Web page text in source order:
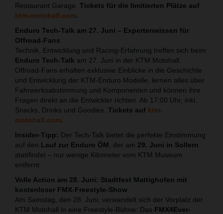
Restaurant Garage. Tickets für die limitierten Plätze auf
ktm-motohall.com.
Enduro Tech-Talk am 27. Juni – Expertenwissen für
Offroad-Fans
Technik, Entwicklung und Racing-Erfahrung treffen sich beim
Enduro Tech-Talk am 27. Juni in der KTM Motohall.
Offroad-Fans erhalten exklusive Einblicke in die Geschichte
und Entwicklung der KTM-Enduro Modelle, lernen alles über
Fahrwerksabstimmung und Komponenten und können ihre
Fragen direkt an die Entwickler richten. Ab 17:00 Uhr, inkl.
Snacks, Drinks und Goodies. Tickets auf ktm-
motohall.com.
Insider-Tipp: Der Tech-Talk bietet die perfekte Einstimmung
auf den Lauf zur Enduro ÖM , der am 29. Juni in Sollern
stattfindet – nur wenige Kilometer vom KTM Museum
entfernt.
Volle Action am 28. Juni: Stadtfest Mattighofen mit
kostenloser FMX-Freestyle-Show
Am Samstag, den 28. Juni, verwandelt sich der Vorplatz der
KTM Motohall in eine Freestyle-Bühne: Das FMX4Ever-